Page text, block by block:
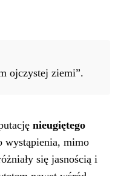
ojczystej ziemi”.
nieugiętego
wystąpienia, mimo
się jasnością i